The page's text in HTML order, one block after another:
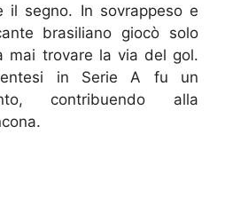
il segno. In sovrappeso e
brasiliano giocò solo
mai trovare la via del gol.
in Serie A fu un
contribuendo alla